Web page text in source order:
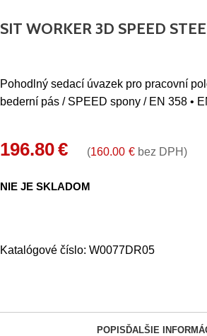
SIT WORKER 3D SPEED
Pohodlný sedací úvazek pro pracovní
bederní pás / SPEED spony / EN 358 •
196.80€ (160.00 € bez DPH)
NIE JE SKLADOM
Katalógové číslo: W0077DR05
POPISĎALŠIE